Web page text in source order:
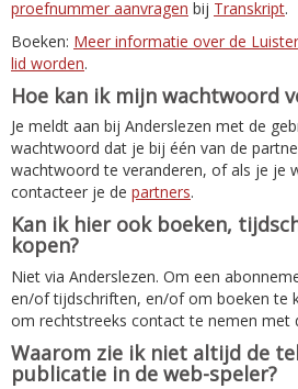
proefnummer aanvragen bij Transkript.
Boeken: Meer informatie over de
lid worden.
Hoe kan ik mijn wachtwoord
Je meldt aan bij Anderslezen met de
wachtwoord dat je bij één van de
wachtwoord te veranderen, of als je je
contacteer je de partners.
Kan ik hier ook boeken,
kopen?
Niet via Anderslezen. Om een
en/of tijdschriften, en/of om boeken te
om rechtstreeks contact te nemen met
Waarom zie ik niet altijd de
publicatie in de web-speler?